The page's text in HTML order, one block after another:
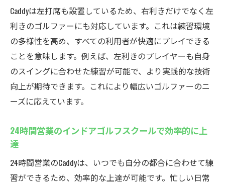
体験利用で感じる快適なシミュレーション
環境
レンタルクラブ・シューズ無料の充実サー
ビス
初心者も安心して始められるインドアゴル
フ
Caddyならではのインドアゴルフスクール体
Caddyは左打席も設置しているため、右利きだけでなく左
利きのゴルファーにも対応しています。これは練習環境
の多様性を高め、すべての利用者が快適にプレイできる
ことを意味します。例えば、左利きのプレイヤーも自身
のスイングに合わせた練習が可能で、より実践的な技術
向上が期待できます。これにより幅広いゴルファーのニ
ーズに応えています。
24時間営業のインドアゴルフスクールで効率的に上
達
24時間営業のCaddyは、いつでも自分の都合に合わせて練
習ができるため、効率的な上達が可能です。忙しい日常